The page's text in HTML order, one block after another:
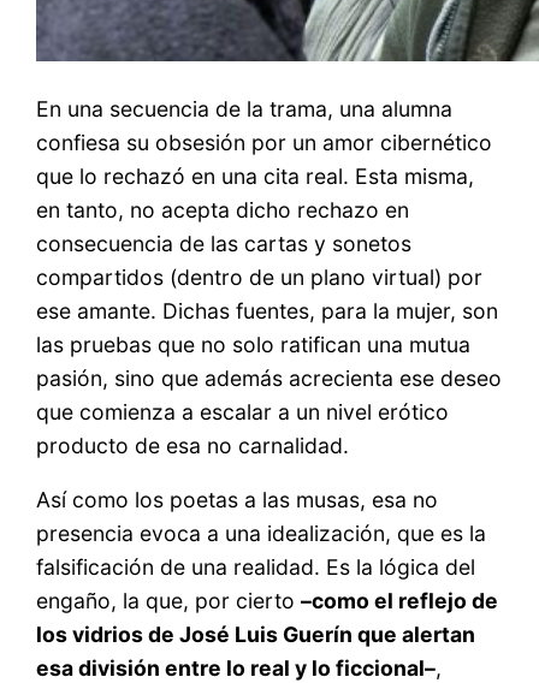
En una secuencia de la trama, una alumna
confiesa su obsesión por un amor cibernético
que lo rechazó en una cita real. Esta misma,
en tanto, no acepta dicho rechazo en
consecuencia de las cartas y sonetos
compartidos (dentro de un plano virtual) por
ese amante. Dichas fuentes, para la mujer, son
las pruebas que no solo ratifican una mutua
pasión, sino que además acrecienta ese deseo
que comienza a escalar a un nivel erótico
producto de esa no carnalidad.
Así como los poetas a las musas, esa no
presencia evoca a una idealización, que es la
falsificación de una realidad. Es la lógica del
engaño, la que, por cierto–como el reflejo de
los vidrios de José Luis Guerín que alertan
esa división entre lo real y lo ficcional–,